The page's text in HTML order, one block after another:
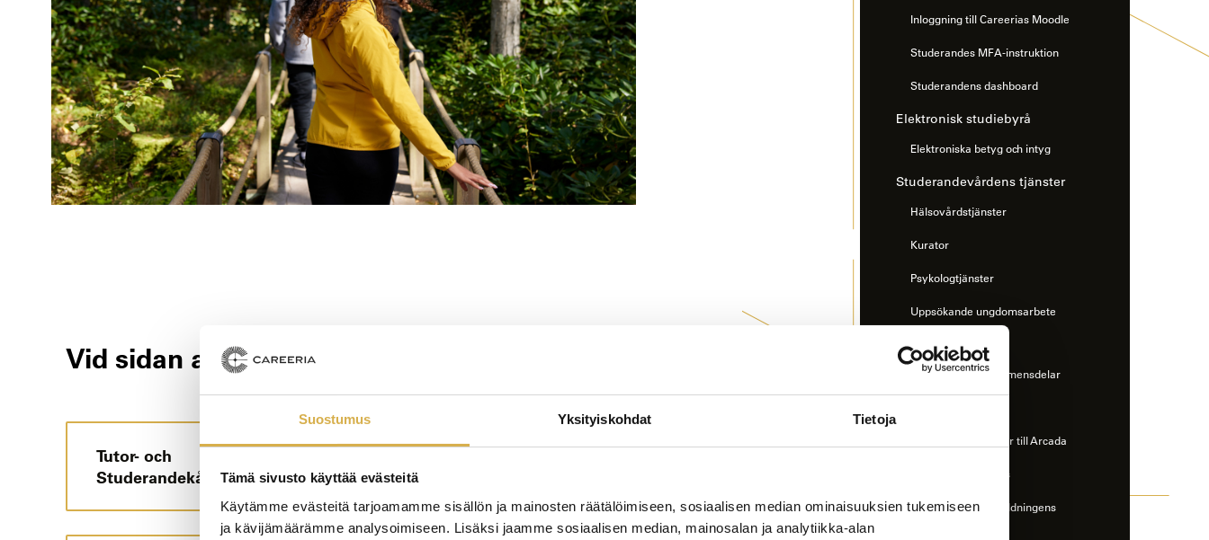
Suostumus Yksityiskohdat Tietoja
Tämä sivusto käyttää evästeitä
Käytämme evästeitä tarjoamamme sisällön ja mainosten räätälöimiseen, sosiaalisen median ominaisuuksien tukemiseen
ja kävijämäärämme analysoimiseen. Lisäksi jaamme sosiaalisen median, mainosalan ja analytiikka-alan
Vid sidan av studierna
Tutor- och
Studerandekårsverksamhet
Inloggning till Careerias Moodle
Studerandes MFA-instruktion
Studerandens dashboard
Elektronisk studiebyrå
Elektroniska betyg och intyg
Studerandevårdens tjänster
Hälsovårdstjänster
Kurator
Psykologtjänster
Uppsökande ungdomsarbete
Under studietiden
Gemensamma examensdelar
Smidiga övergånger till Arcada
Studeranderespons
Förlängning av utbildningens